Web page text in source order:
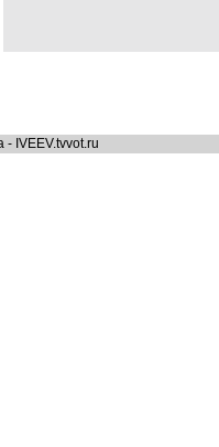
IVEEV.tvvot.ru